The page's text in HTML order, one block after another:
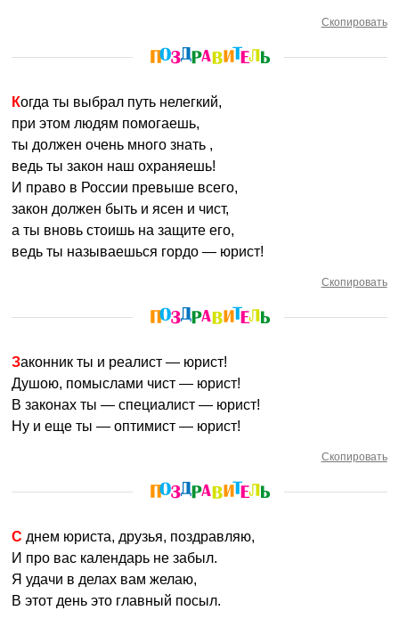
Скопировать
Когда ты выбрал путь нелегкий,
при этом людям помогаешь,
ты должен очень много знать ,
ведь ты закон наш охраняешь!
И право в России превыше всего,
закон должен быть и ясен и чист,
а ты вновь стоишь на защите его,
ведь ты называешься гордо — юрист!
Скопировать
Законник ты и реалист — юрист!
Душою, помыслами чист — юрист!
В законах ты — специалист — юрист!
Ну и еще ты — оптимист — юрист!
Скопировать
С днем юриста, друзья, поздравляю,
И про вас календарь не забыл.
Я удачи в делах вам желаю,
В этот день это главный посыл.